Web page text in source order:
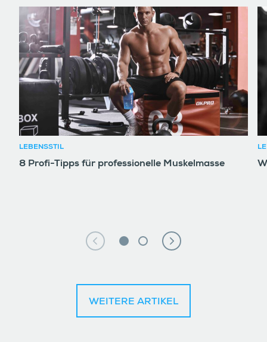
LEBENSSTIL
8 Profi-Tipps für professionelle Muskelmasse
WEITERE ARTIKEL